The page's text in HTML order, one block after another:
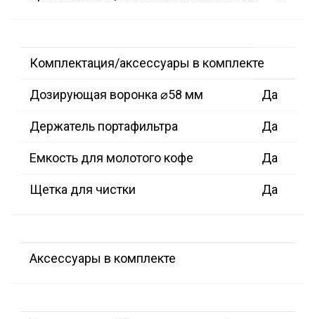
Комплектация/аксессуары в комплекте
Дозирующая воронка ⌀58 мм Да
Держатель портафильтра Да
Емкость для молотого кофе Да
Щетка для чистки Да
Аксессуары в комплекте